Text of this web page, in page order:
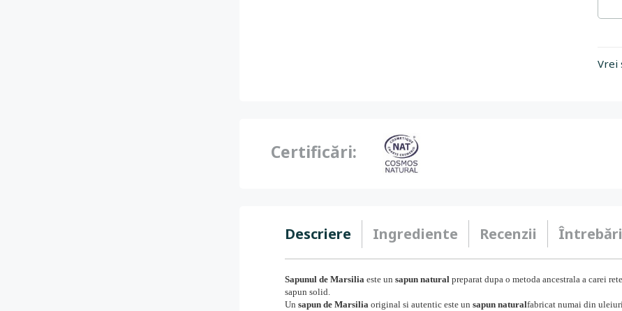
Vrei
Certificări:
Descriere Ingrediente Recenzii
Sapunul de Marsilia este un sapun natural preparat dupa o metoda ancestrala a carei
sapun solid.
Un sapun de Marsilia original si autentic este un sapun naturalfabricat numai din